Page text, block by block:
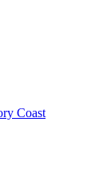
Coast